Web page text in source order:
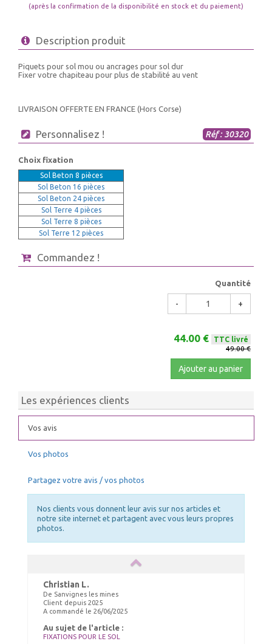
(après la confirmation de la disponibilité en stock et du paiement)
Description produit
Piquets pour sol mou ou ancrages pour sol dur
Fixer votre chapiteau pour plus de stabilité au vent
LIVRAISON OFFERTE EN FRANCE (Hors Corse)
Personnalisez ! Réf : 30320
Choix fixation
Sol Beton 8 pièces
Sol Beton 16 pièces
Sol Beton 24 pièces
Sol Terre 4 pièces
Sol Terre 8 pièces
Sol Terre 12 pièces
Commandez !
Quantité
- +
44.00 €
TTC livré
49.00 €
Ajouter au panier
Les expériences clients
Vos avis
Vos photos
Partagez votre avis / vos photos
Nos clients vous donnent leur avis sur nos articles et
notre site internet et partagent avec vous leurs propres
photos.
Christian L.
De Sanvignes les mines
Client depuis 2025
A commandé le 26/06/2025
Au sujet de l'article :
FIXATIONS POUR LE SOL